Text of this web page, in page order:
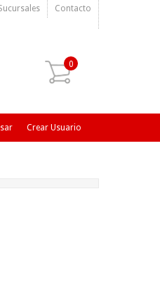
Contacto
0
Crear Usuario